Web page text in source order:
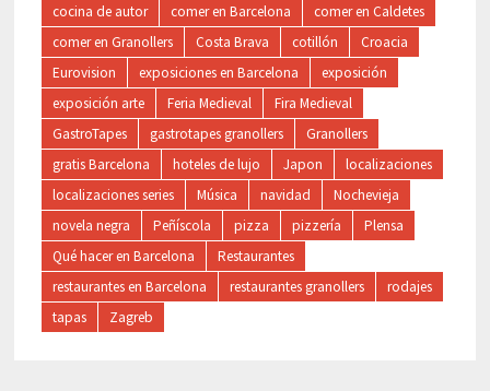
cocina de autor comer en Barcelona
comer en Caldetes
comer en Granollers
Costa Brava cotillón
Croacia
Eurovision
exposiciones en Barcelona
exposición
exposición arte
Feria Medieval
Fira Medieval
GastroTapes
gastrotapes granollers
Granollers
gratis Barcelona
hoteles de lujo Japon
localizaciones
localizaciones series
Música navidad
Nochevieja
novela negra
Peñíscola pizza pizzería
Plensa
Qué hacer en Barcelona
Restaurantes
restaurantes en Barcelona
restaurantes granollers
rodajes
tapas
Zagreb